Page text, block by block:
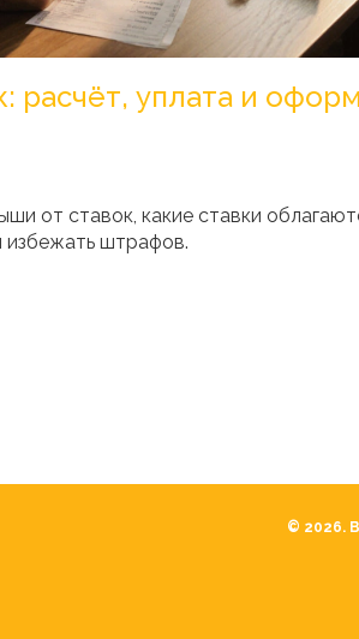
расчёт, уплата и
от ставок, какие ставки
избежать штрафов.
© 2026.